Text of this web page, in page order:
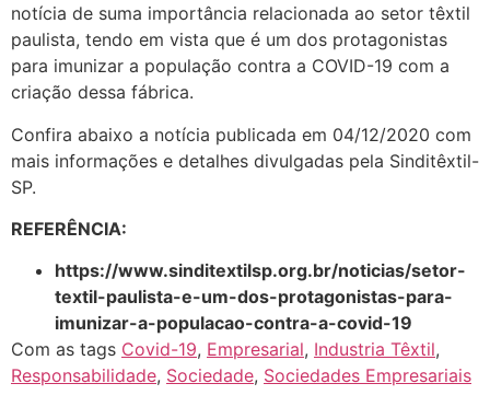
notícia de suma importância relacionada ao setor têxtil
paulista, tendo em vista que é um dos protagonistas
para imunizar a população contra a COVID-19 com a
criação dessa fábrica.
Confira abaixo a notícia publicada em 04/12/2020 com
mais informações e detalhes divulgadas pela Sinditêxtil-
SP.
REFERÊNCIA:
https://www.sinditextilsp.org.br/noticias/setor-
textil-paulista-e-um-dos-protagonistas-para-
imunizar-a-populacao-contra-a-covid-19
Com as tags Covid-19, Empresarial, Industria Têxtil,
Responsabilidade, Sociedade, Sociedades Empresariais